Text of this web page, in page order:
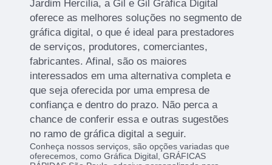
Jardim Hercilia, a Gil e Gil Gráfica Digital
oferece as melhores soluções no segmento de
gráfica digital, o que é ideal para prestadores
de serviços, produtores, comerciantes,
fabricantes. Afinal, são os maiores
interessados em uma alternativa completa e
que seja oferecida por uma empresa de
confiança e dentro do prazo. Não perca a
chance de conferir essa e outras sugestões
no ramo de gráfica digital a seguir.
Conheça nossos serviços, são opções variadas que
oferecemos, como Gráfica Digital, GRÁFICAS